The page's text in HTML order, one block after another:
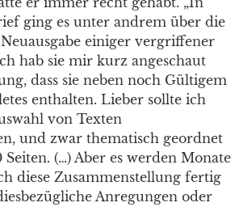
ging es unter andrem über die
einiger vergriffener
hab sie mir kurz angeschaut
dass sie neben noch Gültigem
enthalten. Lieber sollte ich
von Texten
und zwar thematisch geordnet
(…) Aber es werden Monate
diese Zusammenstellung fertig
Anregungen oder